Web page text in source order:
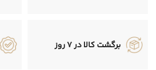
برگشت کالا در 7 روز